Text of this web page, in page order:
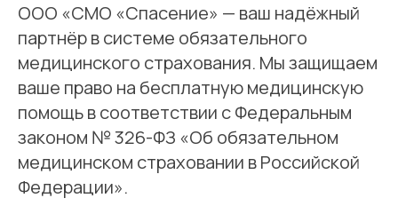
ООО «СМО «Спасение» — ваш надёжный
партнёр в системе обязательного
медицинского страхования. Мы защищаем
ваше право на бесплатную медицинскую
помощь в соответствии с Федеральным
законом № 326-ФЗ «Об обязательном
медицинском страховании в Российской
Федерации».